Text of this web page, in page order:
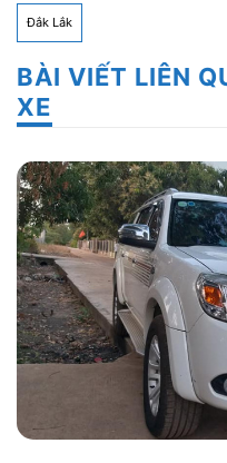
Đắk Lắk
BÀI VIẾT LIÊN
XE